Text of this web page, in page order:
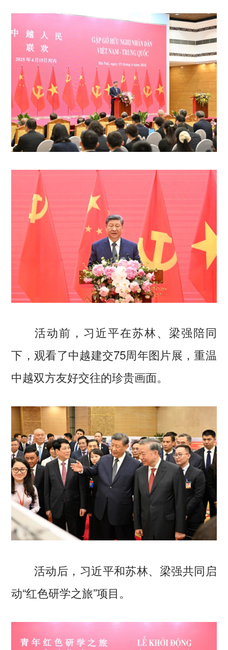
活动前，习近平在苏林、梁强陪同
下，观看了中越建交75周年图片展，重温
中越双方友好交往的珍贵画面。
活动后，习近平和苏林、梁强共同启
动“红色研学之旅”项目。